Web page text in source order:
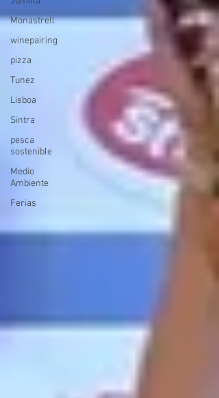
Monastrell
winepairing
pizza
Tunez
Lisboa
Sintra
pesca
sostenible
Medio
Ambiente
Ferias